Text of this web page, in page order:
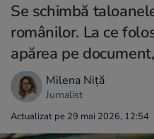
Se schimbă
românilor. La ce
apărea pe
Milena Niță
Jurnalist
Actualizat pe 29 mai 2026, 12:54